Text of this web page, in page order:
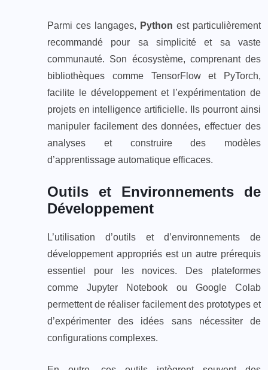
Parmi ces langages, Python est particulièrement
recommandé pour sa simplicité et sa vaste
communauté. Son écosystème, comprenant des
bibliothèques comme TensorFlow et PyTorch,
facilite le développement et l’expérimentation de
projets en intelligence artificielle. Ils pourront ainsi
manipuler facilement des données, effectuer des
analyses et construire des modèles
d’apprentissage automatique efficaces.
Outils et Environnements de
Développement
L’utilisation d’outils et d’environnements de
développement appropriés est un autre prérequis
essentiel pour les novices. Des plateformes
comme Jupyter Notebook ou Google Colab
permettent de réaliser facilement des prototypes et
d’expérimenter des idées sans nécessiter de
configurations complexes.